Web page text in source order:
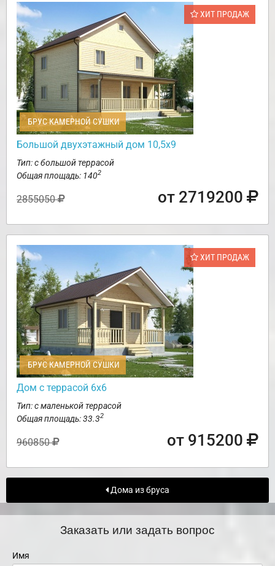
ХИТ ПРОДАЖ
БРУС КАМЕРНОЙ СУШКИ
Большой двухэтажный дом 10,5х9
Тип: с большой террасой
Общая площадь: 1402
2855050 от 2719200
ХИТ ПРОДАЖ
БРУС КАМЕРНОЙ СУШКИ
Дом с террасой 6х6
Тип: с маленькой террасой
Общая площадь: 33.32
960850 от 915200
Дома из бруса
Заказать или задать вопрос
Имя